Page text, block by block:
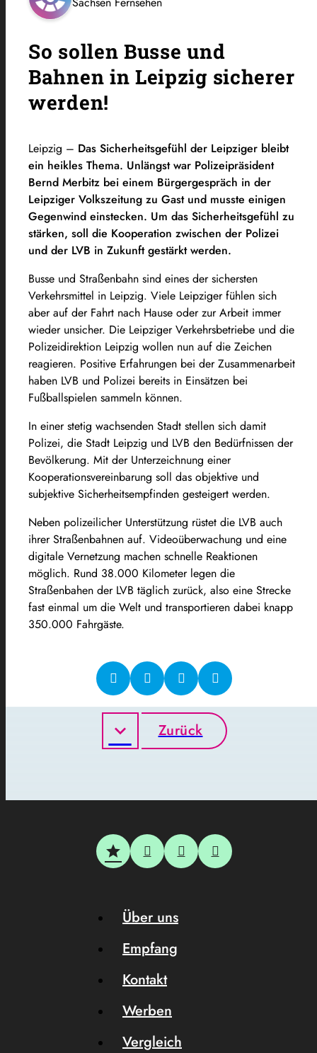
So sollen Busse und
Bahnen in Leipzig sicherer
werden!
Leipzig – Das Sicherheitsgefühl der Leipziger bleibt
ein heikles Thema. Unlängst war Polizeipräsident
Bernd Merbitz bei einem Bürgergespräch in der
Leipziger Volkszeitung zu Gast und musste einigen
Gegenwind einstecken. Um das Sicherheitsgefühl zu
stärken, soll die Kooperation zwischen der Polizei
und der LVB in Zukunft gestärkt werden.
Busse und Straßenbahn sind eines der sichersten
Verkehrsmittel in Leipzig. Viele Leipziger fühlen sich
aber auf der Fahrt nach Hause oder zur Arbeit immer
wieder unsicher. Die Leipziger Verkehrsbetriebe und die
Polizeidirektion Leipzig wollen nun auf die Zeichen
reagieren. Positive Erfahrungen bei der Zusammenarbeit
haben LVB und Polizei bereits in Einsätzen bei
Fußballspielen sammeln können.
In einer stetig wachsenden Stadt stellen sich damit
Polizei, die Stadt Leipzig und LVB den Bedürfnissen der
Bevölkerung. Mit der Unterzeichnung einer
Kooperationsvereinbarung soll das objektive und
subjektive Sicherheitsempfinden gesteigert werden.
Neben polizeilicher Unterstützung rüstet die LVB auch
ihrer Straßenbahnen auf. Videoüberwachung und eine
digitale Vernetzung machen schnelle Reaktionen
möglich. Rund 38.000 Kilometer legen die
Straßenbahen der LVB täglich zurück, also eine Strecke
fast einmal um die Welt und transportieren dabei knapp
350.000 Fahrgäste.
Zurück
Über uns
Empfang
Kontakt
Werben
Vergleich